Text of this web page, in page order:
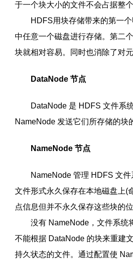
于一个块大小的文件不会占据整个
HDFS用块存储带来的第一
中任意一个磁盘进行存储。第二
块就相对容易。同时也消除了对
DataNode 节点
DataNode 是 HDFS 文件系
NameNode 发送它们所存储的块
NameNode 节点
NameNode 管理 HDFS 文件
文件形式永久保存在本地磁盘上(
点信息但并不永久保存这些块的
没有 NameNode ，文件系统
不能根据 DataNode 的块来重建
持久状态的文件。通过配置使